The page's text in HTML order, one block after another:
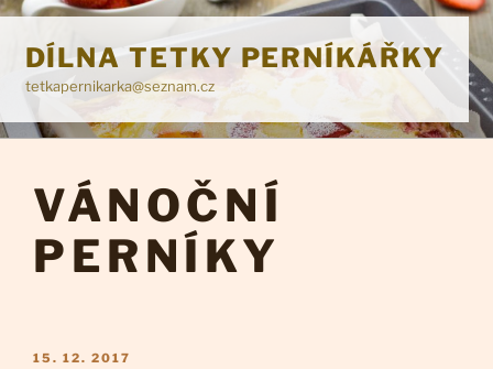
Přejít
obsahu
webu
DÍLNA TETKY PERNÍKÁŘKY
tetkapernikarka@seznam.cz
VÁNOČNÍ
PERNÍKY
PUBLIKOVÁNO
15. 12. 2017